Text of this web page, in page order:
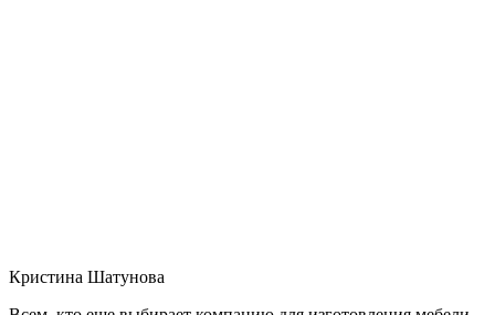
Кристина Шатунова